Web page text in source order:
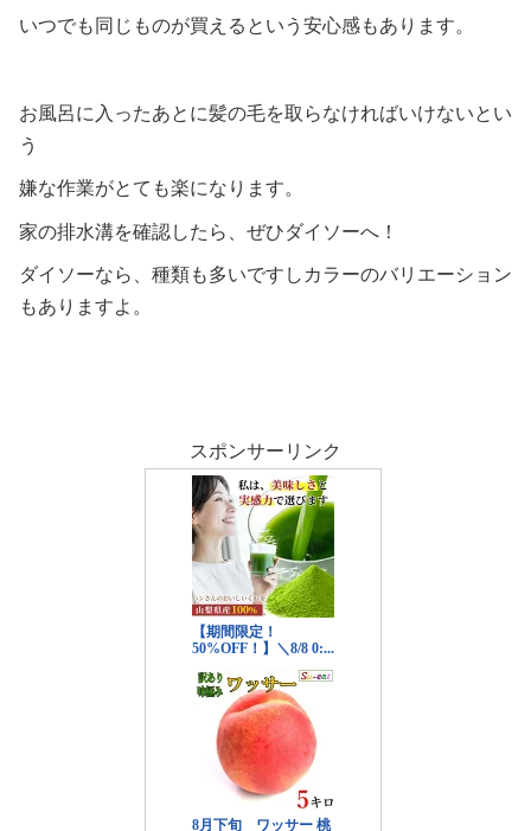
いつでも同じものが買えるという安心感もあります。
お風呂に入ったあとに髪の毛を取らなければいけないとい
う
嫌な作業がとても楽になります。
家の排水溝を確認したら、ぜひダイソーへ！
ダイソーなら、種類も多いですしカラーのバリエーション
もありますよ。
スポンサーリンク